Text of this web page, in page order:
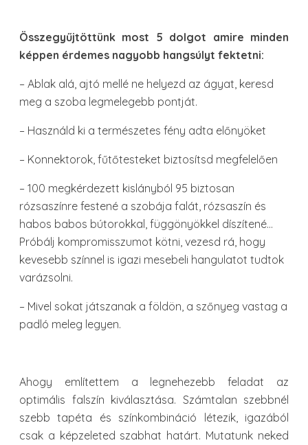
Összegyűjtöttünk most 5 dolgot amire minden
képpen érdemes nagyobb hangsúlyt fektetni:
– Ablak alá, ajtó mellé ne helyezd az ágyat, keresd
meg a szoba legmelegebb pontját.
– Használd ki a természetes fény adta előnyöket
– Konnektorok, fűtőtesteket biztosítsd megfelelően
– 100 megkérdezett kislányból 95 biztosan
rózsaszínre festené a szobája falát, rózsaszín és
habos babos bútorokkal, függönyökkel díszítené…
Próbálj kompromisszumot kötni, vezesd rá, hogy
kevesebb színnel is igazi mesebeli hangulatot tudtok
varázsolni.
– Mivel sokat játszanak a földön, a szőnyeg vastag a
padló meleg legyen.
Ahogy említettem a legnehezebb feladat az
optimális falszín kiválasztása. Számtalan szebbnél
szebb tapéta és színkombináció létezik, igazából
csak a képzeleted szabhat határt. Mutatunk neked